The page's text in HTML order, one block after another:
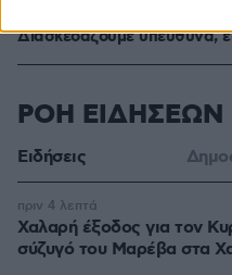
Διασκεδάζουμε υπεύθυνα,
ΡΟΗ ΕΙΔΗΣΕΩΝ
Ειδήσεις
Χαλαρή έξοδος για τον
σύζυγό του Μαρέβα στα
πριν 4 λεπτά